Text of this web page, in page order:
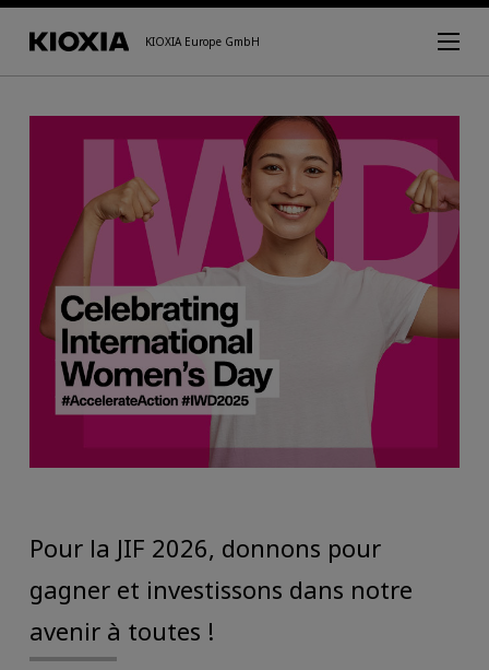
KIOXIA Europe GmbH
Pour la JIF 2026, donnons pour
gagner et investissons dans notre
avenir à toutes !